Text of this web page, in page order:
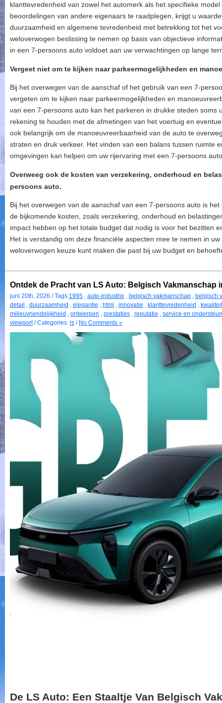
klanttevredenheid van zowel het automerk als het specifieke
beoordelingen van andere eigenaars te raadplegen, krijgt u
duurzaamheid en algemene tevredenheid met betrekking tot het
weloverwogen beslissing te nemen op basis van objectieve
in een 7-persoons auto voldoet aan uw verwachtingen op lange
Vergeet niet om te kijken naar parkeermogelijkheden en
Bij het overwegen van de aanschaf of het gebruik van een 7-
vergeten om te kijken naar parkeermogelijkheden en
van een 7-persoons auto kan het parkeren in drukke steden soms
rekening te houden met de afmetingen van het voertuig en
ook belangrijk om de manoeuvreerbaarheid van de auto te
straten en druk verkeer. Het vinden van een balans tussen ruimte
omgevingen kan helpen om uw rijervaring met een 7-persoons
Overweeg ook de kosten van verzekering, onderhoud en
persoons auto.
Bij het overwegen van de aanschaf van een 7-persoons auto is
de bijkomende kosten, zoals verzekering, onderhoud en
impact hebben op het totale budget dat nodig is voor het bezitten
Het is verstandig om deze financiële aspecten mee te nemen in
weloverwogen keuze kunt maken die past bij uw budget en
Ontdek de Pracht van LS Auto: Belgisch Vakmanschap
juni 20th, 2026 / Tags:1995 , auto-industrie , belgisch vakmanschap , belgisch
detail , duurzaamheid , elegantie , html , innovatie , klanttevredenheid , kwaliteit
milieuvriendelijkheid , ontwerpen , prestaties , reputatie , service en
viewport/ Categories: ls / No Comments »
De LS Auto: Een Staaltje Van Belgisch